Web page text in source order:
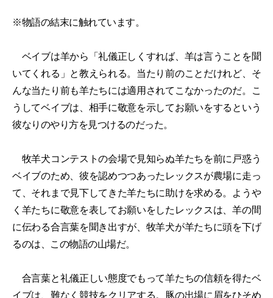
※物語の結末に触れています。
ベイブは羊から「礼儀正しくすれば、羊は言うことを聞
いてくれる」と教えられる。当たり前のことだけれど、そ
んな当たり前も羊たちには適用されてこなかったのだ。こ
うしてベイブは、相手に敬意を示してお願いをするという
彼なりのやり方を見つけるのだった。
牧羊犬コンテストの会場で見知らぬ羊たちを前に戸惑う
ベイブのため、彼を認めつつあったレックスが農場に走っ
て、それまで見下してきた羊たちに助けを求める。ようや
く羊たちに敬意を表してお願いをしたレックスは、羊の間
に伝わる合言葉を聞き出すが、牧羊犬が羊たちに頭を下げ
るのは、この物語の山場だ。
合言葉と礼儀正しい態度でもって羊たちの信頼を得たベ
イブは、難なく競技をクリアする。豚の出場に眉をひそめ